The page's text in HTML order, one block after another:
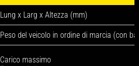
Lung x Larg x Altezza (mm)
Peso del veicolo in ordine di marcia (con
Carico massimo